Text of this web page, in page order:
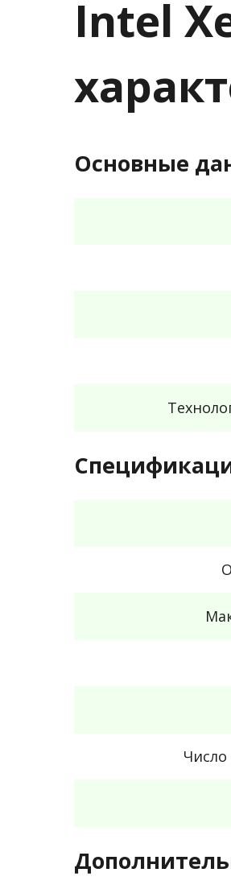
Intel
Основные